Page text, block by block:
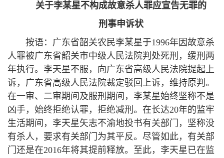
关于李某星不构成故意杀人罪应宣告无罪的
刑事申诉状
按语：广东省韶关农民李某星于1996年因故意杀
人罪被广东省韶关市中级人民法院判处死刑，缓刑两
年执行。李天星不服，向广东省高级人民法院提起上
诉，广东省高级人民法院裁定驳回上诉，维持原判。
在一审、二审期间及服刑期间，李某星始终坚称不是
凶手，始终拒绝认罪，拒绝减刑。在长达20年的监牢
生活期间，李天星矢志不渝地投书有关部门，坚称没
有杀人，要求有关部门为其平反。尽管如此，有关部
门还是在2016年将其提前释放。至此，李天星已在监